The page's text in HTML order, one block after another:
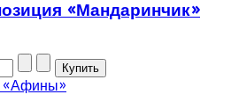
«Мандаринчик»